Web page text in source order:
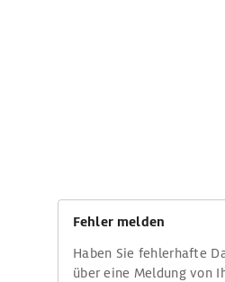
Fehler melden
Haben Sie fehlerhafte
über eine Meldung von